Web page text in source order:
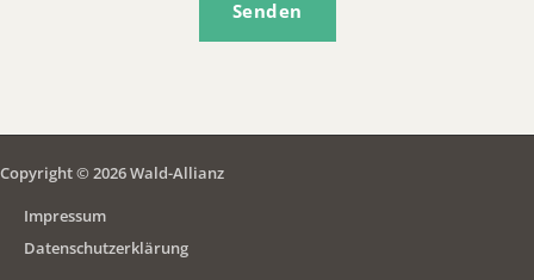
Copyright © 2026 Wald-Allianz
Impressum
Datenschutzerklärung